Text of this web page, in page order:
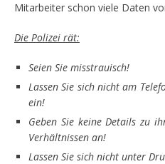
Mitarbeiter schon viele Daten
Die Polizei rät:
Seien Sie misstrauisch!
Lassen Sie sich nicht am
ein!
Geben Sie keine Details zu
Verhältnissen an!
Lassen Sie sich nicht unter